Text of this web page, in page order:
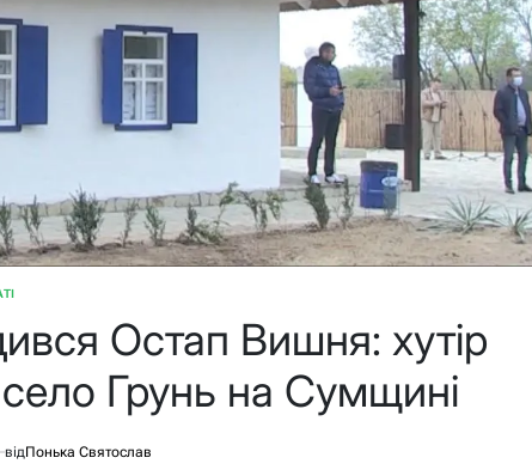
Остап Вишня: хутір
Грунь на Сумщині
відПонька Святослав